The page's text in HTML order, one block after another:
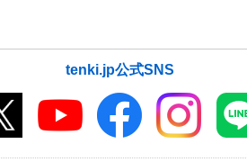
tenki.jp公式SNS